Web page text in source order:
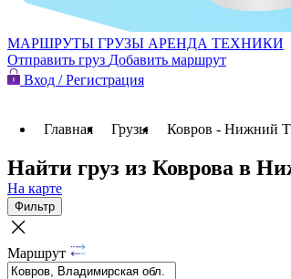
МАРШРУТЫ ГРУЗЫ АРЕНДА ТЕХНИКИ
Отправить груз Добавить маршрут
Вход / Регистрация
Главная Грузы Ковров - Нижний
Найти груз из Коврова в
На карте
Фильтр
Маршрут